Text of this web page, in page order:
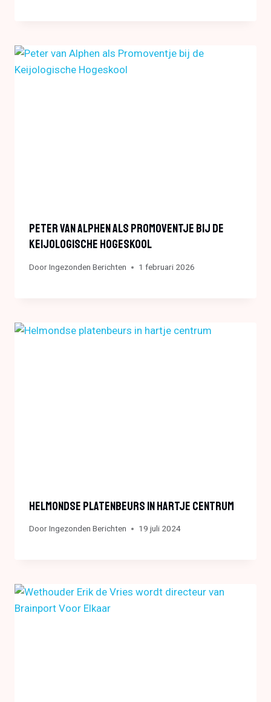
Peter Van Alphen Als Promoventje Bij De
Keijologische Hogeskool
DoorIngezonden Berichten 1 februari 2026
Helmondse Platenbeurs In Hartje Centrum
DoorIngezonden Berichten 19 juli 2024